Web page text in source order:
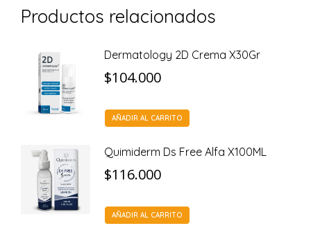
Productos relacionados
Dermatology 2D Crema X30Gr
$104.000
AÑADIR AL CARRITO
Quimiderm Ds Free Alfa X100ML
$116.000
AÑADIR AL CARRITO